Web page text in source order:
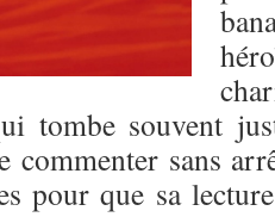
tombe souvent
commenter sans
pour que sa